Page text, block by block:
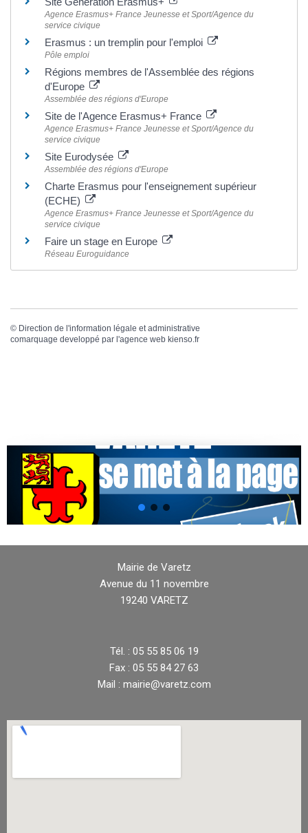
Agence Erasmus+ France Jeunesse et Sport/Agence du
service civique
Erasmus : un tremplin pour l'emploi
Pôle emploi
Régions membres de l'Assemblée des régions
d'Europe
Assemblée des régions d'Europe
Site de l'Agence Erasmus+ France
Agence Erasmus+ France Jeunesse et Sport/Agence du
service civique
Site Eurodysée
Assemblée des régions d'Europe
Charte Erasmus pour l'enseignement supérieur
(ECHE)
Agence Erasmus+ France Jeunesse et Sport/Agence du
service civique
Faire un stage en Europe
Réseau Euroguidance
© Direction de l'information légale et administrative
comarquage developpé par l'agence web kienso.fr
Mairie de Varetz
Avenue du 11 novembre
19240 VARETZ
Tél. : 05 55 85 06 19
Fax : 05 55 84 27 63
Mail : mairie@varetz.com